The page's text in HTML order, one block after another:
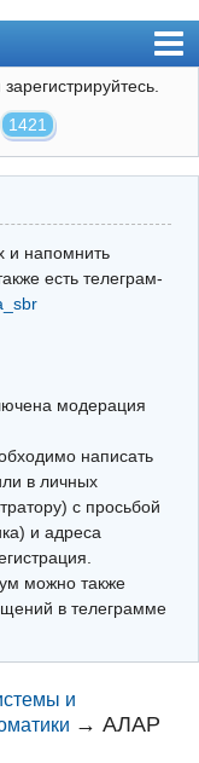
1421
и напомнить
есть телеграм-
модерация
написать
в личных
с просьбой
и адреса
можно также
в телеграмме
и
→АЛАР